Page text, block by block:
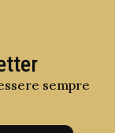
sempre